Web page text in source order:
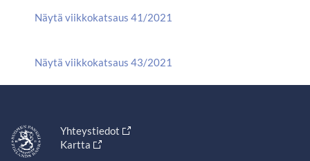
Näytä viikkokatsaus 41/2021
Näytä viikkokatsaus 43/2021
Yhteystiedot
Kartta